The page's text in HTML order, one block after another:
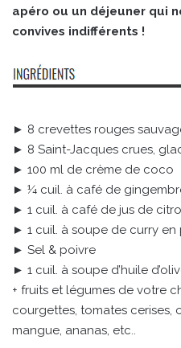
apéro ou un déjeuner qui
convives indifférents !
► 8 crevettes rouges
► 8 Saint-Jacques crues,
► 100 ml de crème de coco
► ¼ cuil. à café de
► 1 cuil. à café de jus de
► 1 cuil. à soupe de curry
► Sel & poivre
► 1 cuil. à soupe d’huile
+ fruits et légumes de votre
courgettes, tomates cerises,
mangue, ananas, etc..